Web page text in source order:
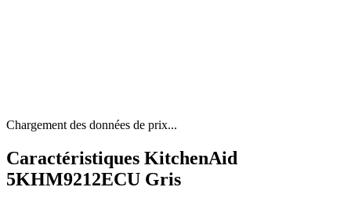
Chargement des données de prix...
Caractéristiques KitchenAid
5KHM9212ECU Gris